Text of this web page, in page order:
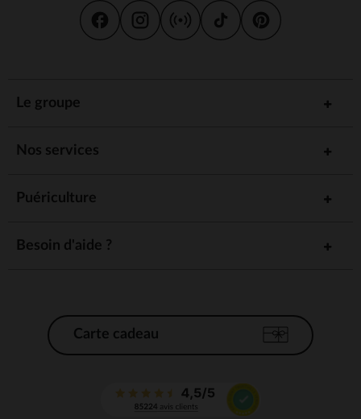
Le groupe
Nos services
Puériculture
Besoin d'aide ?
Carte cadeau